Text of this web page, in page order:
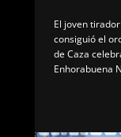
El joven
consiguió el
de Caza
Enhorabuena